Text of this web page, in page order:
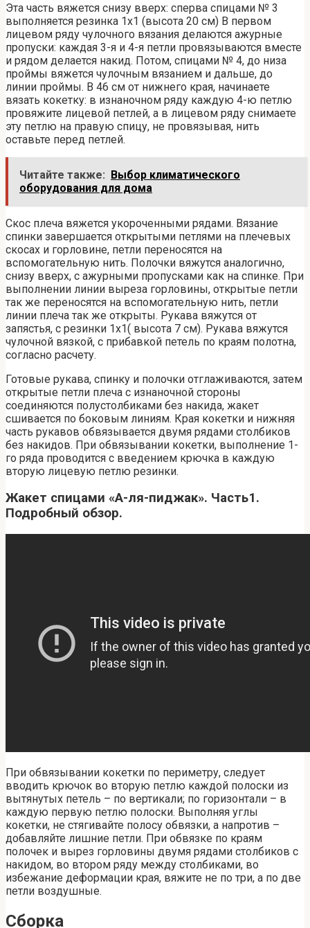
Эта часть вяжется снизу вверх: сперва спицами № 3
выполняется резинка 1х1 (высота 20 см) В первом
лицевом ряду чулочного вязания делаются ажурные
пропуски: каждая 3-я и 4-я петли провязываются вместе
и рядом делается накид. Потом, спицами № 4, до низа
проймы вяжется чулочным вязанием и дальше, до
линии проймы. В 46 см от нижнего края, начинаете
вязать кокетку: в изнаночном ряду каждую 4-ю петлю
провяжите лицевой петлей, а в лицевом ряду снимаете
эту петлю на правую спицу, не провязывая, нить
оставьте перед петлей.
Читайте также: Выбор климатического
оборудования для дома
Скос плеча вяжется укороченными рядами. Вязание
спинки завершается открытыми петлями на плечевых
скосах и горловине, петли переносятся на
вспомогательную нить. Полочки вяжутся аналогично,
снизу вверх, с ажурными пропусками как на спинке. При
выполнении линии выреза горловины, открытые петли
так же переносятся на вспомогательную нить, петли
линии плеча так же открыты. Рукава вяжутся от
запястья, с резинки 1х1( высота 7 см). Рукава вяжутся
чулочной вязкой, с прибавкой петель по краям полотна,
согласно расчету.
Готовые рукава, спинку и полочки отглаживаются, затем
открытые петли плеча с изнаночной стороны
соединяются полустолбиками без накида, жакет
сшивается по боковым линиям. Края кокетки и нижняя
часть рукавов обвязывается двумя рядами столбиков
без накидов. При обвязывании кокетки, выполнение 1-
го ряда проводится с введением крючка в каждую
вторую лицевую петлю резинки.
Жакет спицами «А-ля-пиджак». Часть1.
Подробный обзор.
При обвязывании кокетки по периметру, следует
вводить крючок во вторую петлю каждой полоски из
вытянутых петель – по вертикали; по горизонтали – в
каждую первую петлю полоски. Выполняя углы
кокетки, не стягивайте полосу обвязки, а напротив –
добавляйте лишние петли. При обвязке по краям
полочек и вырез горловины двумя рядами столбиков с
накидом, во втором ряду между столбиками, во
избежание деформации края, вяжите не по три, а по две
петли воздушные.
Сборка